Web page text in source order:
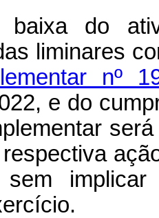
do
liminares
nº
e do
sem